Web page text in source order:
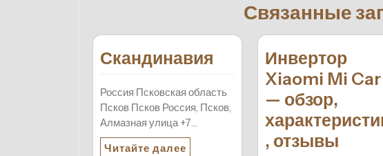
Связанные
Скандинавия
Россия Псковская область
Псков Псков Россия, Псков,
Алмазная улица +7…
Читайте далее
Инвертор
Xiaomi Mi Car
— обзор,
, отзывы